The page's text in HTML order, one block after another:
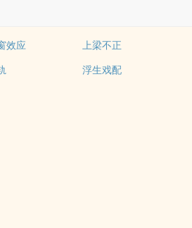
效应
上梁不正
浮生戏配